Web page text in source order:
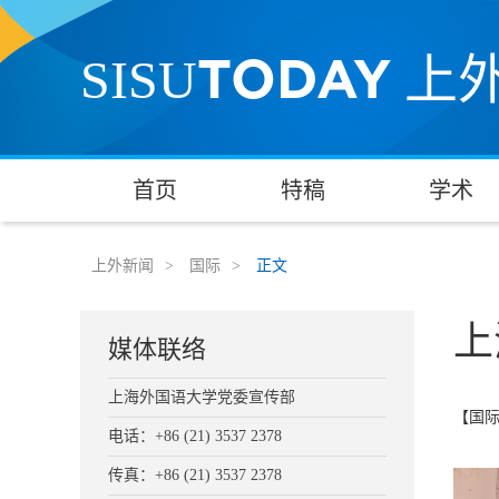
SISUTODAY 上
首页 特稿 学术
上外新闻 > 国际 > 正文
【国
媒体联络
上海外国语大学党委宣传部
电话：+86 (21) 3537 2378
传真：+86 (21) 3537 2378